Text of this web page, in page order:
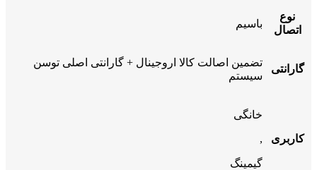
نوع
اتصال
باسیم
گارانتی
تضمین اصالت کالا اروجینال + گارانتی اصلی توسن
سیستم
کاربری
خانگی
,
گیمینگ